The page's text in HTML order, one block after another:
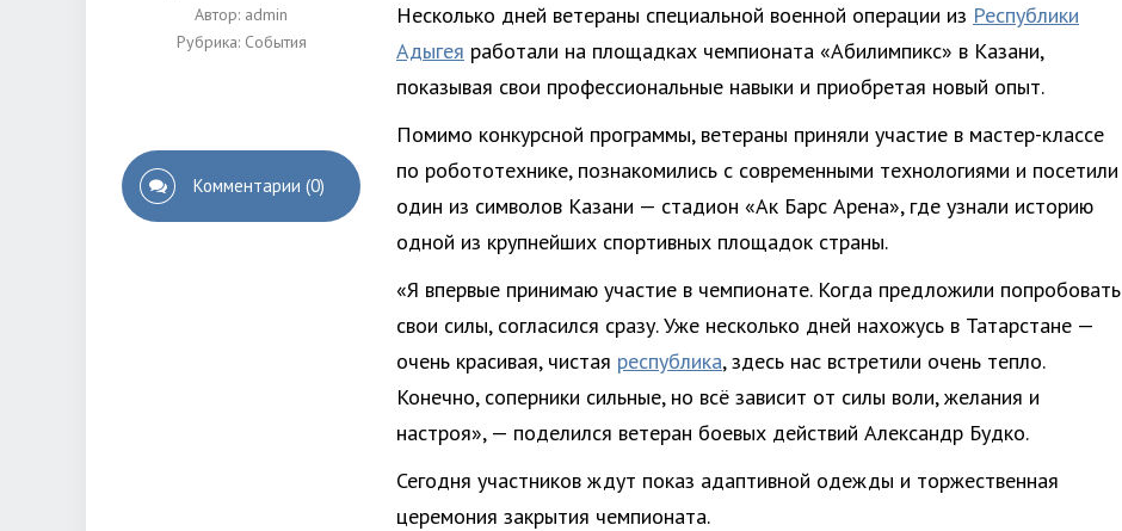
Автор: admin
Рубрика: События
Комментарии (0)
Несколько дней ветераны специальной военной операции из Республики
Адыгея работали на площадках чемпионата «Абилимпикс» в Казани,
показывая свои профессиональные навыки и приобретая новый опыт.
Помимо конкурсной программы, ветераны приняли участие в мастер-классе
по робототехнике, познакомились с современными технологиями и посетили
один из символов Казани — стадион «Ак Барс Арена», где узнали историю
одной из крупнейших спортивных площадок страны.
«Я впервые принимаю участие в чемпионате. Когда предложили попробовать
свои силы, согласился сразу. Уже несколько дней нахожусь в Татарстане —
очень красивая, чистая республика, здесь нас встретили очень тепло.
Конечно, соперники сильные, но всё зависит от силы воли, желания и
настроя», — поделился ветеран боевых действий Александр Будко.
Сегодня участников ждут показ адаптивной одежды и торжественная
церемония закрытия чемпионата.